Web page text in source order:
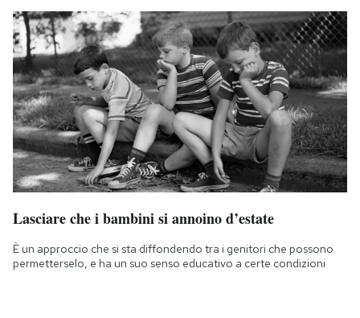
Lasciare che i bambini si annoino d’estate
È un approccio che si sta diffondendo tra i genitori che possono
permetterselo, e ha un suo senso educativo a certe condizioni